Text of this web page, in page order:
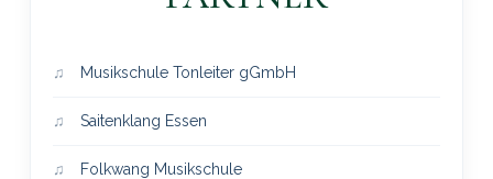
Musikschule Tonleiter gGmbH
Saitenklang Essen
Folkwang Musikschule